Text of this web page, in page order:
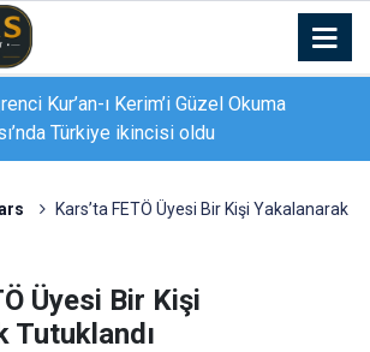
Kur’an-ı Kerim’i Güzel Okuma
Türkiye ikincisi oldu
yaz kursu coşkusu
Kars’ta FETÖ Üyesi Bir Kişi Yakalanarak
Üyesi Bir Kişi
Tutuklandı